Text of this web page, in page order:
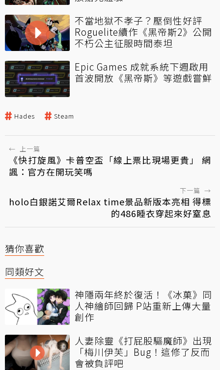
不當地獄不孝子？壓倒性好評
Roguelite續作《黑帝斯2》公開
不朽公主征服時間泰坦
Epic Games 成就系統下週啟用
首波開放《黑帝斯》等遊戲嘗鮮
Hades Steam
← 上一篇
《快打旋風》卡普空盃「線上票比現場更貴」 網
諷：官方在開玩笑嗎
下一篇 →
holo白銀諾艾爾Relax time景品新版本亮相 得標
的486睡衣穿起來好窒息
猜你喜歡
同類好文
神隱兩年終於復活！《冰菓》同
人神繪師回歸 P站重新上傳大量
創作
人妻除靈《打屁股驅魔師》出現
「梅川伊芙」Bug！這修了反而
會被負評吧